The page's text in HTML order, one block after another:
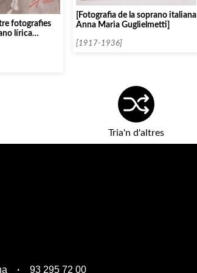
fotografies
lírica
[Fotografia de la soprano italiana
Anna Maria Guglielmetti]
[1917-1936]
Tria'n d'altres
93 295 72 00